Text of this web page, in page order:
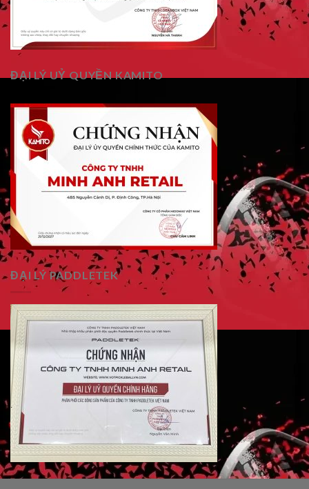
ĐẠI LÝ UỶ QUYỀN KAMITO
ĐẠI LÝ PADDLETEK